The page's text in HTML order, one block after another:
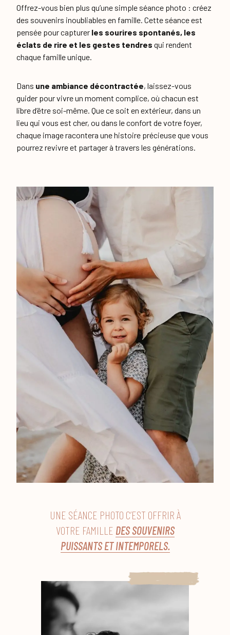
Offrez-vous bien plus qu’une simple séance photo : créez
des souvenirs inoubliables en famille. Cette séance est
pensée pour capturer les sourires spontanés, les
éclats de rire et les gestes tendres qui rendent
chaque famille unique.
Dans une ambiance décontractée, laissez-vous
guider pour vivre un moment complice, où chacun est
libre d’être soi-même. Que ce soit en extérieur, dans un
lieu qui vous est cher, ou dans le confort de votre foyer,
chaque image racontera une histoire précieuse que vous
pourrez revivre et partager à travers les générations.
UNE SÉANCE PHOTO C’EST OFFRIR À
VOTRE FAMILLE DES SOUVENIRS
PUISSANTS ET INTEMPORELS.